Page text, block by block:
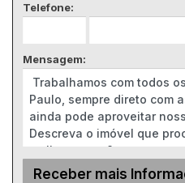
Telefone:
Mensagem: